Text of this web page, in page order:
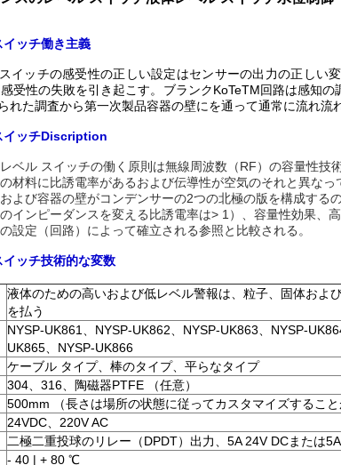
ッチ働き主義
イッチの感受性の正しい設定はセンサーの出力の正し
受性の失敗を引き起こす。ブランクKoTeTM回路は感知
れた調査から第一次製品容器の壁にを通って通常に流れ
イッチDiscription
ベル スイッチの働く原則は無線周波数（RF）の容量性
材料に比誘電率があるおよび伝導性が空気のそれと異な
よび容器の壁がコンデンサーの2つの北極の版を構成す
インピーダンスを変える比誘電率は> 1）、容量性効果
設定（回路）によって確立される参照と比較される。
イッチ技術的な変数
液体のための高いおよび低レベル警報は、粒子、固体およ
を払う
NYSP-UK861、NYSP-UK862、NYSP-UK863、NYSP-
UK865、NYSP-UK866
ケーブル タイプ、棒のタイプ、平らなタイプ
304、316、陶磁器PTFE （任意）
500mm （長さは場所の状態に従ってカスタマイズすること
24VDC、220V AC
二極二重投球のリレー（DPDT）出力、5A 24V DCまたは
- 40 | + 80 ℃